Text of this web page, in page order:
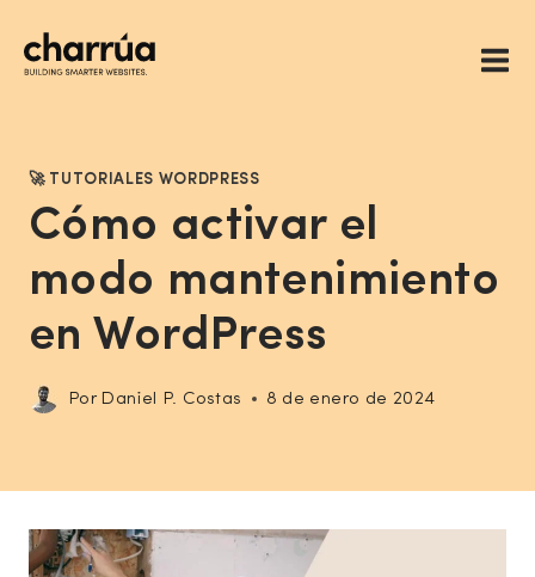
🚀 TUTORIALES WORDPRESS
Cómo activar el
modo mantenimiento
en WordPress
Por Daniel P. Costas 8 de enero de 2024